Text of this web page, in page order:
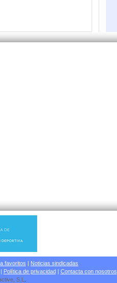
favoritos | Noticias sindicadas
Política de privacidad| Contacta con nosotros
, S.L